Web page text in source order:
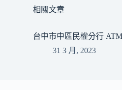
相關文章
台中市中區民權分行
31 3 月, 2023